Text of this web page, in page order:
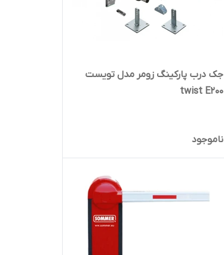
جک درب پارکینگ زومر مدل تویست
twist E200
ناموجود